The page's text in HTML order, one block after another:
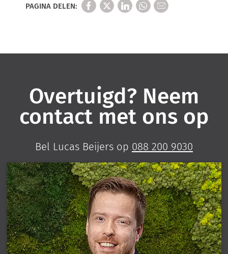
PAGINA DELEN:
Overtuigd? Neem
contact met ons op
Bel Lucas Beijers op 088 200 9030